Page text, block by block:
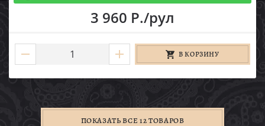
3 960 Р./рул
В КОРЗИНУ
ПОКАЗАТЬ ВСЕ 12 ТОВАРОВ